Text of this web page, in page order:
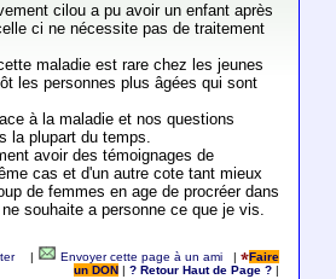
cilou a pu avoir un enfant après
ci ne nécessite pas de traitement
maladie est rare chez les jeunes
les personnes plus âgées qui sont
à la maladie et nos questions
la plupart du temps.
avoir des témoignages de
cas et d'un autre cote tant mieux
de femmes en age de procréer dans
souhaite a personne ce que je vis.
Envoyer cette page à un ami |
Faire
un DON
|? Retour Haut de Page ?